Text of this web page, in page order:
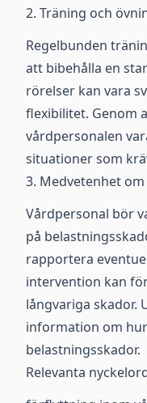
2. Träning och
Regelbunden
att bibehålla en
rörelser kan vara
flexibilitet. Genom
vårdpersonalen
situationer som
3. Medvetenhet
Vårdpersonal bör
på
rapportera
intervention kan
långvariga skador.
information om
belastningsskador.
Relevanta